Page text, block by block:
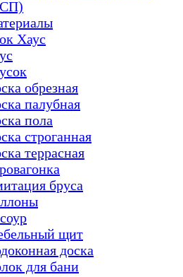
Хаус
обрезная
палубная
пола
строганная
террасная
бруса
щит
доска
для бани